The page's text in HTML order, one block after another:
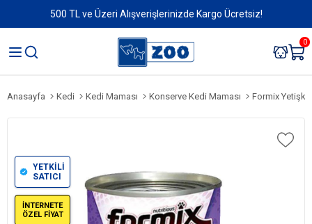
500 TL ve Üzeri Alışverişlerinizde Kargo Ücretsiz!
0
Anasayfa Kedi Kedi Maması Konserve Kedi Maması Formix Yetişkin
YETKİLİ
SATICI
İNTERNETE
ÖZEL FİYAT